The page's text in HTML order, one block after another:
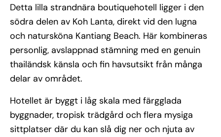
Detta lilla strandnära boutiquehotell ligger i den
södra delen av Koh Lanta, direkt vid den lugna
och natursköna Kantiang Beach. Här kombineras
personlig, avslappnad stämning med en genuin
thailändsk känsla och fin havsutsikt från många
delar av området.
Hotellet är byggt i låg skala med färgglada
byggnader, tropisk trädgård och flera mysiga
sittplatser där du kan slå dig ner och njuta av